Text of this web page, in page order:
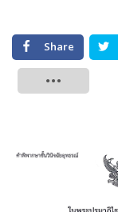
Share